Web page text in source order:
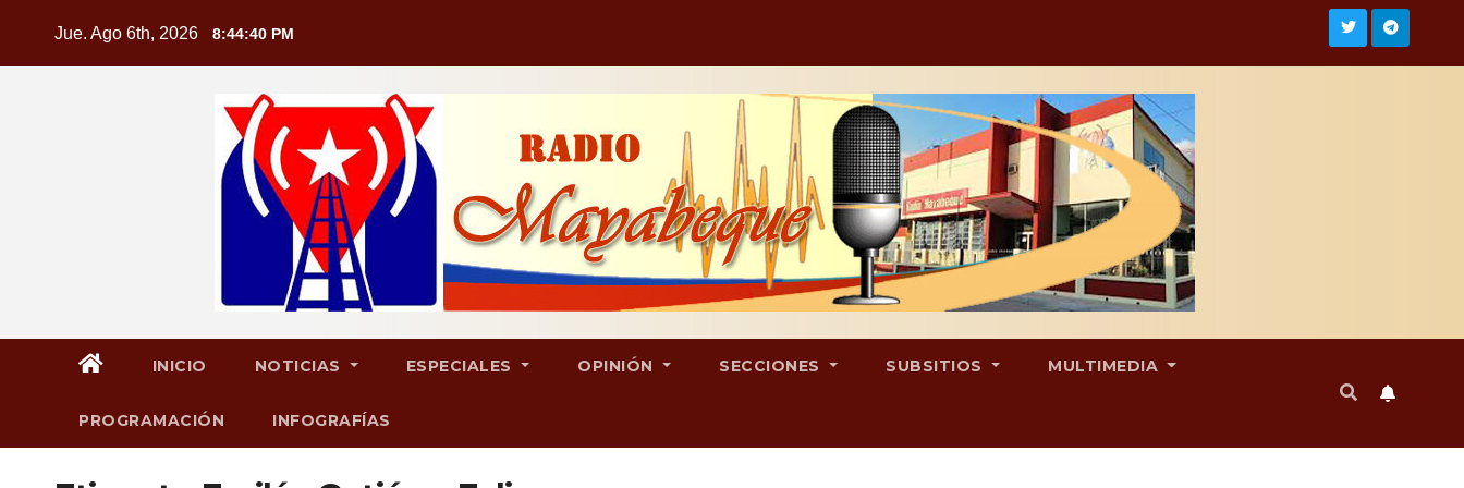
Jue. Ago 6th, 2026 8:44:41 PM
INICIO NOTICIAS ESPECIALES OPINIÓN SECCIONES SUBSITIOS MULTIMEDIA
PROGRAMACIÓN INFOGRAFÍAS